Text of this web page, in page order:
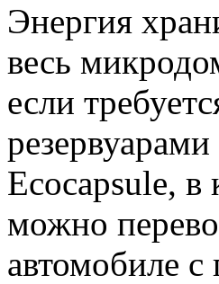
Энергия
весь
если
Ecocapsule, в
можно
автомобиле с